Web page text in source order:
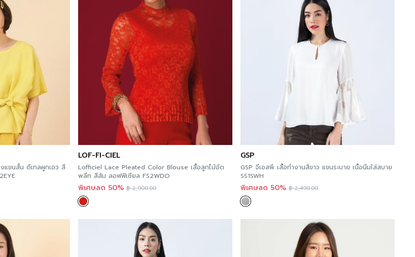
กระดุมด้านหน้า
ดีไซน์ตกแต่ง
รีดโลโก้ GL ที่อกด้านซ้าย
White
ความโปร่งใส
ความยืดหยุ่น
Iron Medium150c
การซักแห้ง
Do Not Tumble Dry
ขนสั้น ดีเทลผูกเอว สี
LOF-FI-CIEL
Lofficiel Lace Pleated Color Blouse เสื้อลูกไม้อัด
พลีท สีส้ม ลอฟฟิเซียล FS2WDO
พิเศษลด 50% ฿2,900.00
GSP
GSP จีเอสพี เสื้อทำงานสีขาว แขนระบาย เนื้อนิ่มใส่สบาย
SS1SWH
พิเศษลด 50% ฿2,490.00